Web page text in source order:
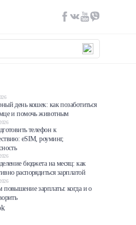
день кошек: как позаботиться
и помочь животным
телефон к
eSIM, роуминг,
бюджета на месяц: как
распорядиться зарплатой
повышение зарплаты: когда и о